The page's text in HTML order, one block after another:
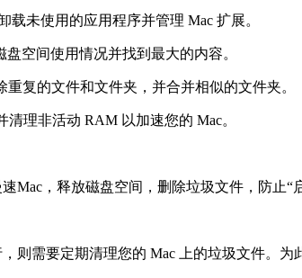
载未使用的应用程序并管理 Mac 扩展。
盘空间使用情况并找到最大的内容。
重复的文件和文件夹，并合并相似的文件夹。
清理非活动 RAM 以加速您的 Mac。
Mac，释放磁盘空间，删除垃圾文件，防止“
则需要定期清理您的 Mac 上的垃圾文件。为